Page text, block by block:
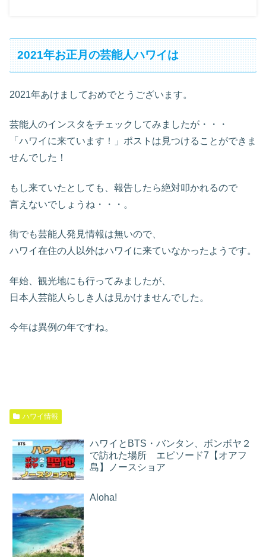
2021年お正月の芸能人ハワイは
2021年あけましておめでとうございます。
芸能人のインスタをチェックしてみましたが・・・
「ハワイに来ています！」ポストは見つけることができま
せんでした！
もし来ていたとしても、報告したら絶対叩かれるので
言えないでしょうね・・・。
街でも芸能人発見情報は無いので、
ハワイ在住の人以外はハワイに来ていなかったようです。
年始、観光地にも行ってみましたが、
日本人芸能人らしき人は見かけませんでした。
今年は異例の年ですね。
ハワイ情報
ハワイとBTS・バンタン、ボンボヤ２
で訪れた場所 エピソード7【オアフ
島】ノースショア
Aloha!